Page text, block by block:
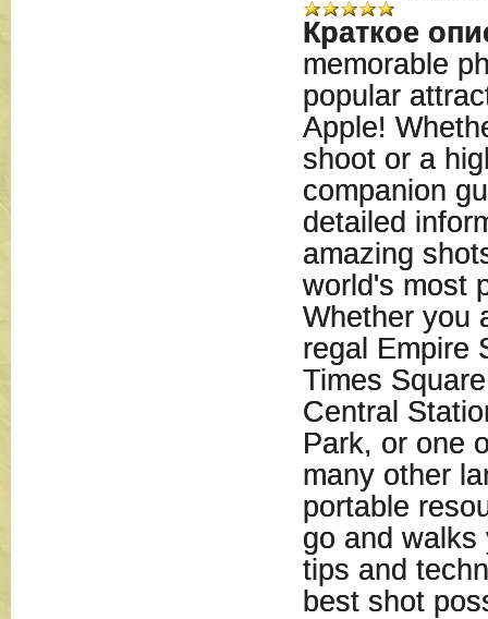
Краткое
memorable
popular
Apple!
shoot or a
companion
detailed
amazing
world's most
Whether you
regal Empire
Times
Central
Park, or one
many other
portable
go and walks
tips and
best shot